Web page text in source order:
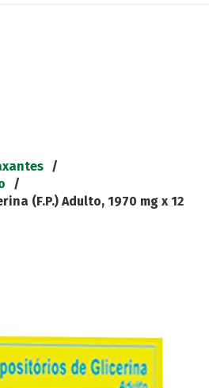
/
/
(F.P.) Adulto, 1970 mg x 12